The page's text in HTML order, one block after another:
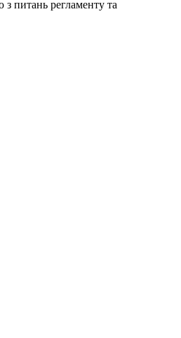
з питань регламенту та